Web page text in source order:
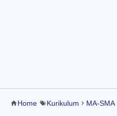
Home Kurikulum MA-SMA